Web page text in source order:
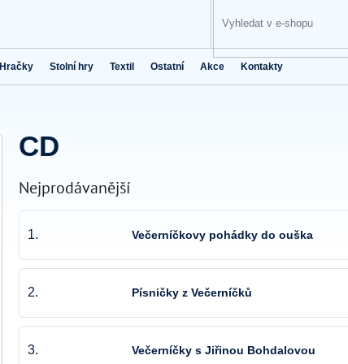
Hračky Stolní hry Textil Ostatní Akce Kontakty
CD
Nejprodávanější
1. Večerníčkovy pohádky do ouška
2. Písničky z Večerníčků
3. Večerníčky s Jiřinou Bohdalovou